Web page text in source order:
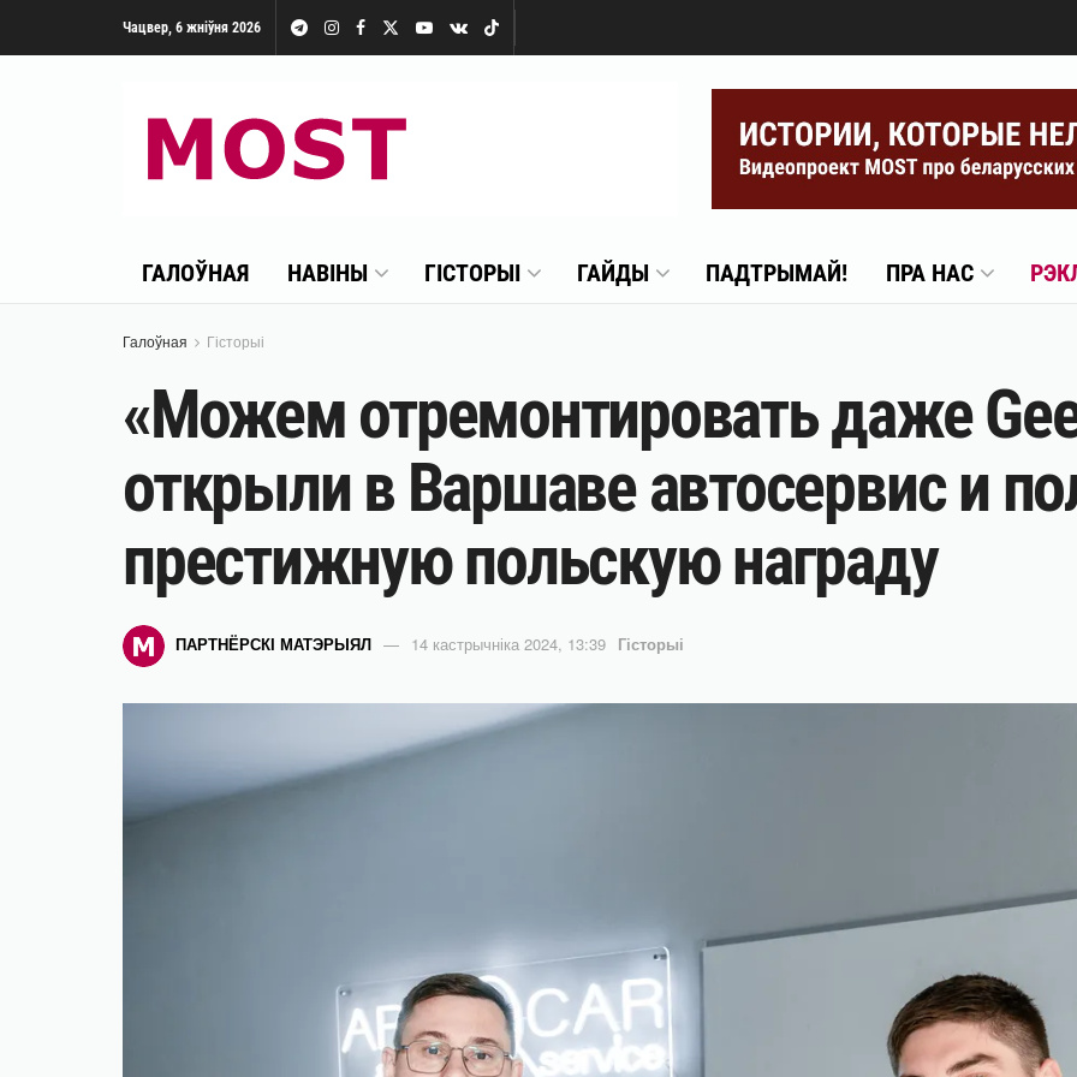
Чацвер, 6 жніўня 2026
ГАЛОЎНАЯ НАВІНЫ ГІСТОРЫІ ГАЙДЫ ПАДТРЫМАЙ! ПРА НАС
Галоўная Гісторыі
«Можем отремонтировать даже
открыли в Варшаве автосервис и
престижную польскую награду
ПАРТНЁРСКІ МАТЭРЫЯЛ 14 кастрычніка 2024, 13:39 Гісторыі